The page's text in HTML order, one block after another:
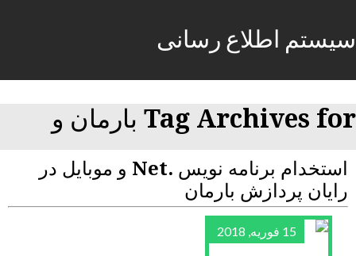
سیستم اطلاع رسانی
Tag Archives for بارمان و
استخدام برنامه نویس .Net و موبایل در
رایان پردازش بارمان
15 فوریه, 2018